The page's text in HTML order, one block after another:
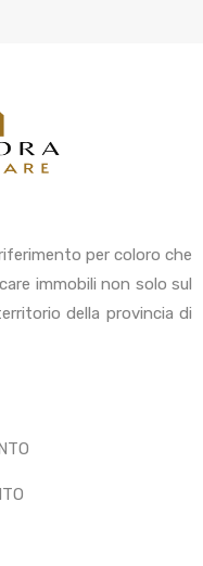
per coloro che
immobili non solo sul
della provincia di